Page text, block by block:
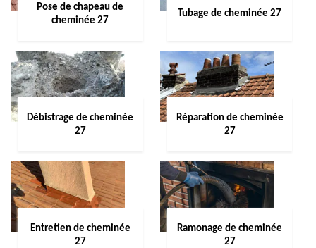
Pose de chapeau de
cheminée 27
Tubage de cheminée 27
Débistrage de cheminée
27
Réparation de cheminée
27
Entretien de cheminée
27
Ramonage de cheminée
27